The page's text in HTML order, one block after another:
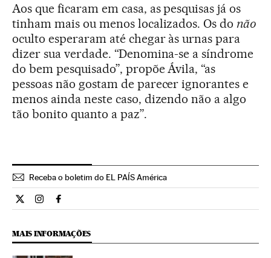
Aos que ficaram em casa, as pesquisas já os
tinham mais ou menos localizados. Os donão
oculto esperaram até chegar às urnas para
dizer sua verdade. “Denomina-se a síndrome
do bem pesquisado”, propõe Ávila, “as
pessoas não gostam de parecer ignorantes e
menos ainda neste caso, dizendo não a algo
tão bonito quanto a paz”.
Receba o boletim do EL PAÍS América
Internacional El País Brasil en Twitter
Internacional El País Brasil en Instagram
Internacional El País Brasil en Facebook
MAIS INFORMAÇÕES